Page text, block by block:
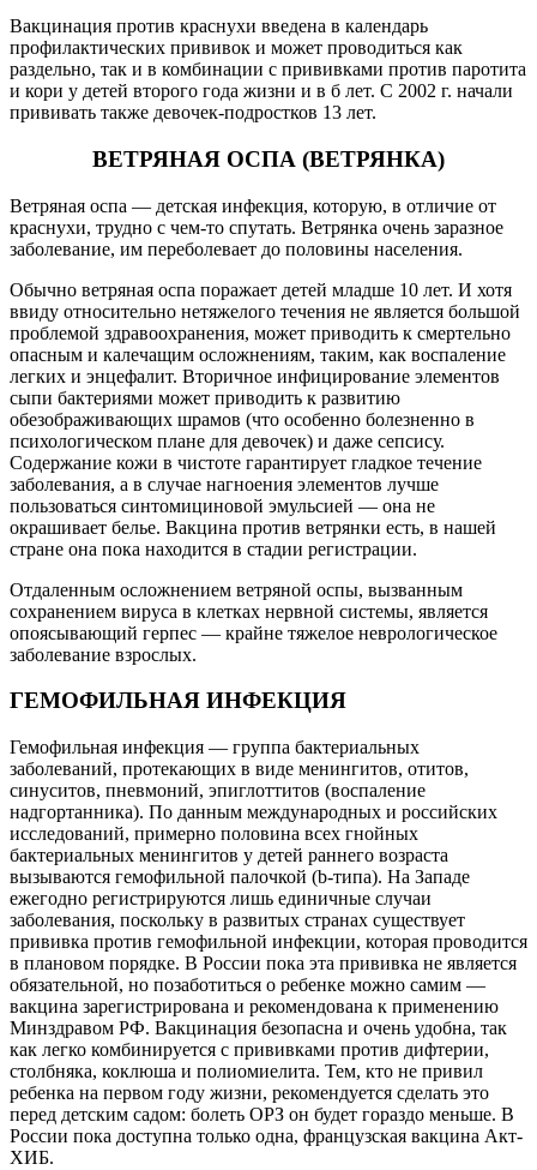
Вакцинация против краснухи введена в календарь
профилактических прививок и может проводиться как
раздельно, так и в комбинации с прививками против паротита
и кори у детей второго года жизни и в б лет. С 2002 г. начали
прививать также девочек-подростков 13 лет.
ВЕТРЯНАЯ ОСПА (ВЕТРЯНКА)
Ветряная оспа — детская инфекция, которую, в отличие от
краснухи, трудно с чем-то спутать. Ветрянка очень заразное
заболевание, им переболевает до половины населения.
Обычно ветряная оспа поражает детей младше 10 лет. И хотя
ввиду относительно нетяжелого течения не является большой
проблемой здравоохранения, может приводить к смертельно
опасным и калечащим осложнениям, таким, как воспаление
легких и энцефалит. Вторичное инфицирование элементов
сыпи бактериями может приводить к развитию
обезображивающих шрамов (что особенно болезненно в
психологическом плане для девочек) и даже сепсису.
Содержание кожи в чистоте гарантирует гладкое течение
заболевания, а в случае нагноения элементов лучше
пользоваться синтомициновой эмульсией — она не
окрашивает белье. Вакцина против ветрянки есть, в нашей
стране она пока находится в стадии регистрации.
Отдаленным осложнением ветряной оспы, вызванным
сохранением вируса в клетках нервной системы, является
опоясывающий герпес — крайне тяжелое неврологическое
заболевание взрослых.
ГЕМОФИЛЬНАЯ ИНФЕКЦИЯ
Гемофильная инфекция — группа бактериальных
заболеваний, протекающих в виде менингитов, отитов,
синуситов, пневмоний, эпиглоттитов (воспаление
надгортанника). По данным международных и российских
исследований, примерно половина всех гнойных
бактериальных менингитов у детей раннего возраста
вызываются гемофильной палочкой (b-типа). На Западе
ежегодно регистрируются лишь единичные случаи
заболевания, поскольку в развитых странах существует
прививка против гемофильной инфекции, которая проводится
в плановом порядке. В России пока эта прививка не является
обязательной, но позаботиться о ребенке можно самим —
вакцина зарегистрирована и рекомендована к применению
Минздравом РФ. Вакцинация безопасна и очень удобна, так
как легко комбинируется с прививками против дифтерии,
столбняка, коклюша и полиомиелита. Тем, кто не привил
ребенка на первом году жизни, рекомендуется сделать это
перед детским садом: болеть ОРЗ он будет гораздо меньше. В
России пока доступна только одна, французская вакцина Акт-
ХИБ.